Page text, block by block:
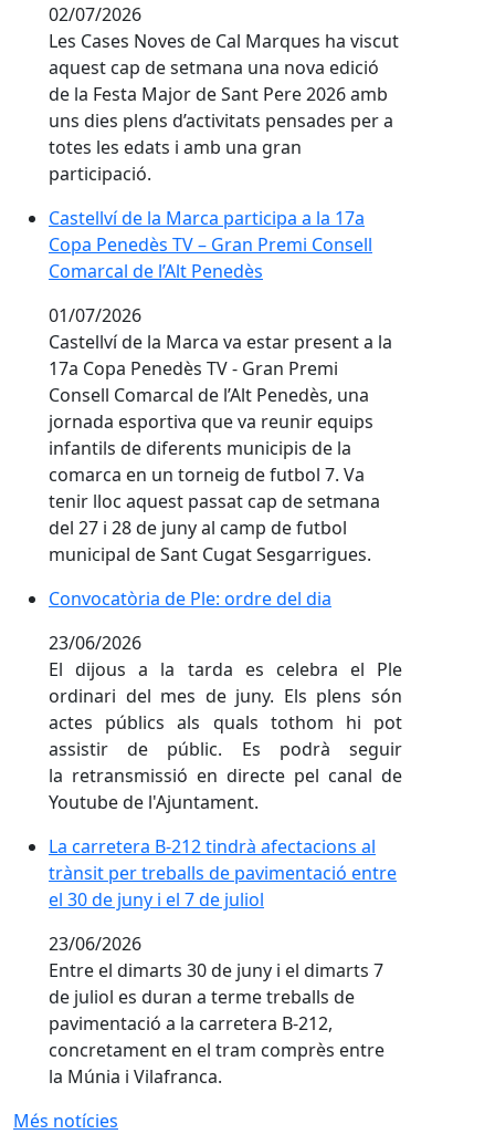
02/07/2026
Les Cases Noves de Cal Marques ha viscut
aquest cap de setmana una nova edició
de la Festa Major de Sant Pere 2026 amb
uns dies plens d’activitats pensades per a
totes les edats i amb una gran
participació.
Castellví de la Marca participa a la 17a
Copa Penedès TV – Gran Premi Consell
Comarcal de l’Alt Penedès
Castellví de la Marca participa a la 17a
Copa Penedès TV – Gran Premi Consell
Comarcal de l’Alt Penedès
01/07/2026
Castellví de la Marca va estar present a la
17a Copa Penedès TV - Gran Premi
Consell Comarcal de l’Alt Penedès, una
jornada esportiva que va reunir equips
infantils de diferents municipis de la
comarca en un torneig de futbol 7. Va
tenir lloc aquest passat cap de setmana
del 27 i 28 de juny al camp de futbol
municipal de Sant Cugat Sesgarrigues.
Convocatòria de Ple: ordre del dia
Convocatòria de Ple: ordre del dia
23/06/2026
El dijous a la tarda es celebra el Ple
ordinari del mes de juny. Els plens són
actes públics als quals tothom hi pot
assistir de públic. Es podrà seguir
la retransmissió en directe pel canal de
Youtube de l'Ajuntament.
La carretera B-212 tindrà afectacions al
trànsit per treballs de pavimentació entre
el 30 de juny i el 7 de juliol
La carretera B-212 tindrà afectacions al
trànsit per treballs de pavimentació entre
el 30 de juny i el 7 de juliol
23/06/2026
Entre el dimarts 30 de juny i el dimarts 7
de juliol es duran a terme treballs de
pavimentació a la carretera B-212,
concretament en el tram comprès entre
la Múnia i Vilafranca.
Més notícies